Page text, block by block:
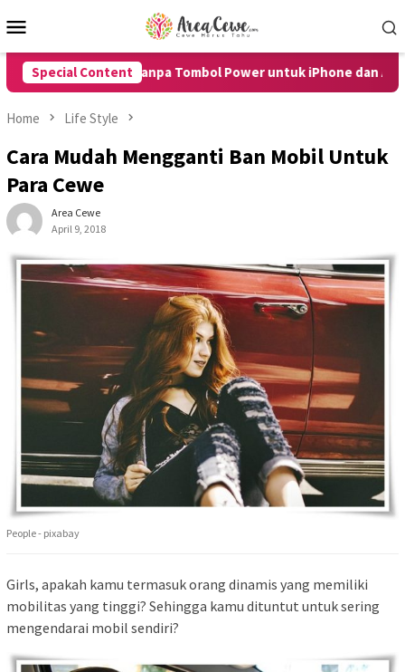
to
Menu
Special Content
HP Tanpa Tombol Power untuk iPhone dan Android dengan
Home Life Style
Cara Mudah Mengganti Ban Mobil Untuk
Para Cewe
Area Cewe
April 9, 2018
People - pixabay
Girls, apakah kamu termasuk orang dinamis yang memiliki
mobilitas yang tinggi? Sehingga kamu dituntut untuk sering
mengendarai mobil sendiri?